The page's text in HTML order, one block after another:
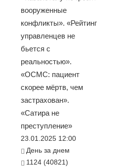
вооруженные
конфликты». «Рейтинг
управленцев не
бьется с
реальностью».
«ОСМС: пациент
скорее мёртв, чем
застрахован».
«Сатира не
преступление»
23.01.2025 12:00
День за днем
1124 (40821)